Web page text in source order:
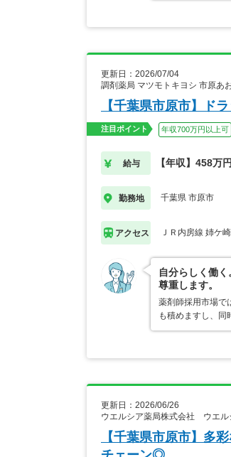
更新日：2026/07/04
調剤薬局 マツモトキヨシ 市原
【千葉県市原市】ド
注目ポイント 年収700万円以上可
給与 【年収】458万
勤務地 千葉県 市原市
アクセス ＪＲ内房線 姉ケ
自分らしく働
尊重します。
薬剤師採用市場で
も積めますし、
更新日：2026/06/26
ウエルシア薬局株式会社 ウエル
【千葉県市原市】多